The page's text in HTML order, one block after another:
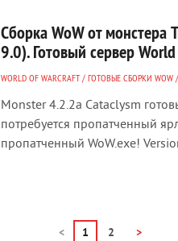
Сборка WoW от монстера
9.0). Готовый сервер
WORLD OF WARCRAFT/ ГОТОВЫЕ СБОРКИ WOW /
Monster 4.2.2a Cataclysm
потребуется пропатченный
пропатченный WoW.exe!
< 1 2 >